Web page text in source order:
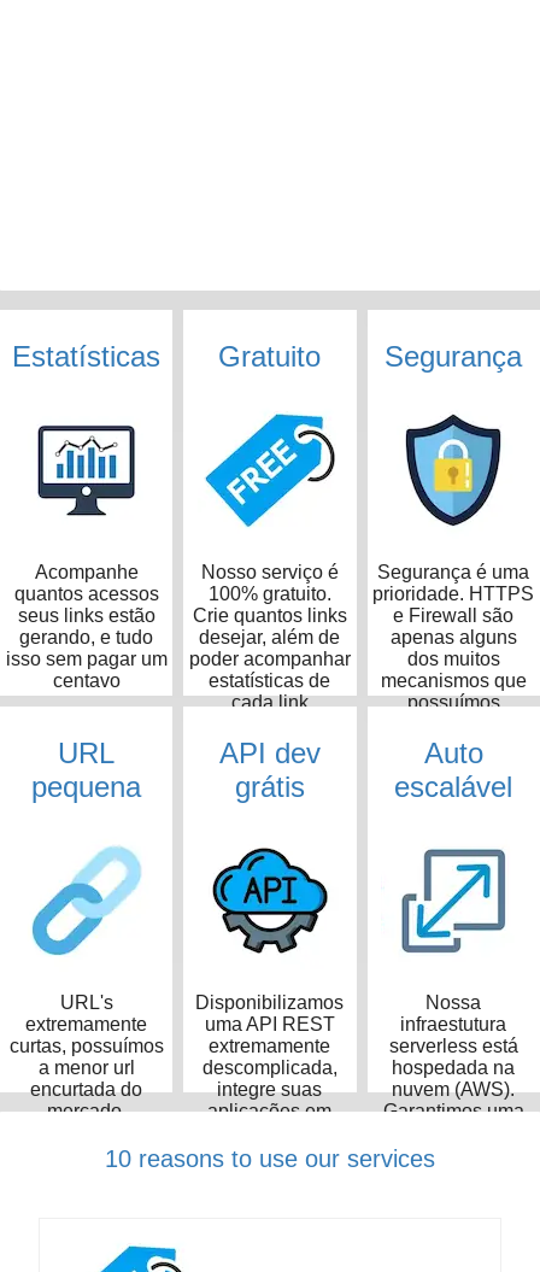
Estatísticas
Acompanhe
quantos acessos
seus links estão
gerando, e tudo
isso sem pagar um
centavo
Gratuito
Nosso serviço é
100% gratuito.
Crie quantos links
desejar, além de
poder acompanhar
estatísticas de
cada link
Segurança
Segurança é uma
prioridade. HTTPS
e Firewall são
apenas alguns
dos muitos
mecanismos que
possuímos
URL
pequena
URL's
extremamente
curtas, possuímos
a menor url
encurtada do
mercado,
14 caracteres
API dev
grátis
Disponibilizamos
uma API REST
extremamente
descomplicada,
integre suas
aplicações em
Auto
escalável
Nossa
infraestutura
serverless está
hospedada na
nuvem (AWS).
Garantimos uma
disponibilidade de
10 reasons to use our services